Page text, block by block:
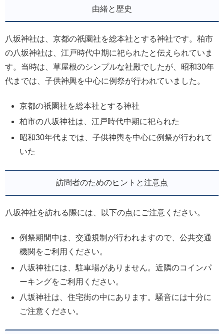
由緒と歴史
八坂神社は、京都の祇園社を総本社とする神社です。柏市
の八坂神社は、江戸時代中期に祀られたと伝えられていま
す。当時は、草屋根のシンプルな社殿でしたが、昭和30年
代までは、子供神輿を中心に例祭が行われていました。
京都の祇園社を総本社とする神社
柏市の八坂神社は、江戸時代中期に祀られた
昭和30年代までは、子供神輿を中心に例祭が行われて
いた
訪問者のためのヒントと注意点
八坂神社を訪れる際には、以下の点にご注意ください。
例祭期間中は、交通規制が行われますので、公共交通
機関をご利用ください。
八坂神社には、駐車場がありません。近隣のコインパ
ーキングをご利用ください。
八坂神社は、住宅街の中にあります。騒音には十分に
ご注意ください。